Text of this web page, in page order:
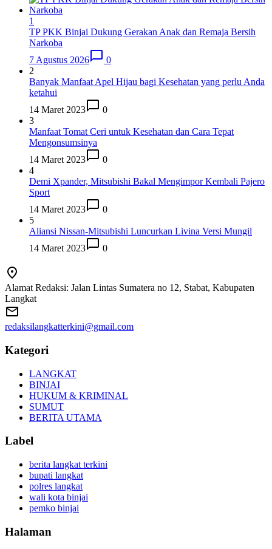
1
TP PKK Binjai Dukung Gerakan Anak dan Remaja Bersih
Narkoba
7 Agustus 2026
0
2
Banyak Manfaat Apel Hijau bagi Kesehatan yang perlu Anda
ketahui
14 Maret 2023
0
3
Manfaat Tomat Ceri untuk Kesehatan dan Cara Tepat
Mengonsumsinya
14 Maret 2023
0
4
Demi Xpander, Mitsubishi Bakal Mengimpor Kembali Pajero
Sport
14 Maret 2023
0
5
Aliansi Nissan-Mitsubishi Luncurkan Livina Versi Mungil
14 Maret 2023
0
Alamat Redaksi: Jalan Lintas Sumatera no 12, Stabat, Kabupaten
Langkat
redaksilangkatterkini@gmail.com
Kategori
LANGKAT
BINJAI
HUKUM & KRIMINAL
SUMUT
BERITA UTAMA
Label
berita langkat terkini
bupati langkat
polres langkat
wali kota binjai
pemko binjai
Halaman